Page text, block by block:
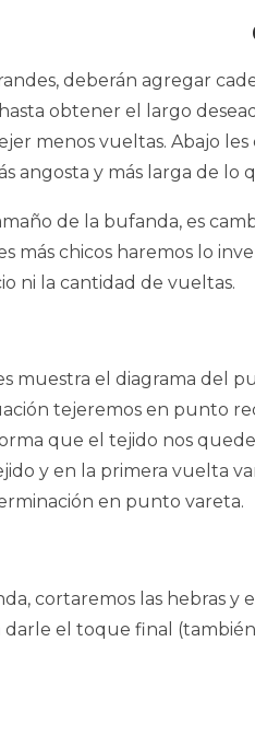
deberán agregar
obtener el largo
menos vueltas. Abajo
angosta y más larga de
de la bufanda, es
más chicos haremos lo
ni la cantidad de vueltas.
muestra el diagrama del
tejeremos en punto
que el tejido nos
y en la primera vuelta
en punto vareta.
cortaremos las hebras y
darle el toque final